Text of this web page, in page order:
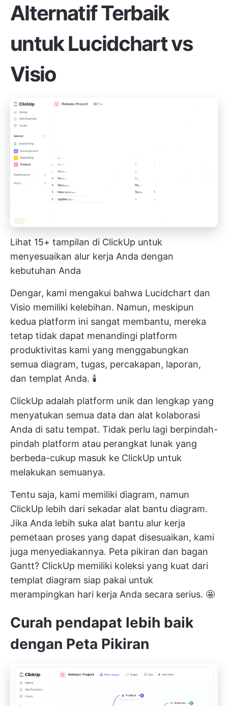
Alternatif Terbaik
untuk Lucidchart vs
Visio
Lihat 15+ tampilan di ClickUp untuk
menyesuaikan alur kerja Anda dengan
kebutuhan Anda
Dengar, kami mengakui bahwa Lucidchart dan
Visio memiliki kelebihan. Namun, meskipun
kedua platform ini sangat membantu, mereka
tetap tidak dapat menandingi platform
produktivitas kami yang menggabungkan
semua diagram, tugas, percakapan, laporan,
dan templat Anda. 🕯️
ClickUp adalah platform unik dan lengkap yang
menyatukan semua data dan alat kolaborasi
Anda di satu tempat. Tidak perlu lagi berpindah-
pindah platform atau perangkat lunak yang
berbeda-cukup masuk ke ClickUp untuk
melakukan semuanya.
Tentu saja, kami memiliki diagram, namun
ClickUp lebih dari sekadar alat bantu diagram.
Jika Anda lebih suka alat bantu alur kerja
pemetaan proses yang dapat disesuaikan, kami
juga menyediakannya. Peta pikiran dan bagan
Gantt? ClickUp memiliki koleksi yang kuat dari
templat diagram siap pakai untuk
merampingkan hari kerja Anda secara serius. 🤩
Curah pendapat lebih baik
dengan Peta Pikiran